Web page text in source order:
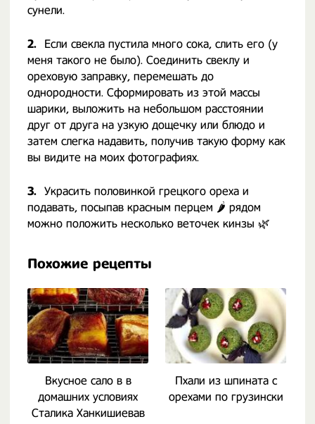
сунели.
2.
Если свекла пустила много сока, слить его (у
меня такого не было). Соединить свеклу и
ореховую заправку, перемешать до
однородности. Сформировать из этой массы
шарики, выложить на небольшом расстоянии
друг от друга на узкую дощечку или блюдо и
затем слегка надавить, получив такую форму как
вы видите на моих фотографиях. ⠀
3. Украсить половинкой грецкого ореха и
подавать, посыпав красным перцем 🌶 рядом
можно положить несколько веточек кинзы 🌿
Похожие рецепты
Вкусное сало в в
домашних условиях
Сталика Ханкишиевав
Пхали из шпината с
орехами по грузински